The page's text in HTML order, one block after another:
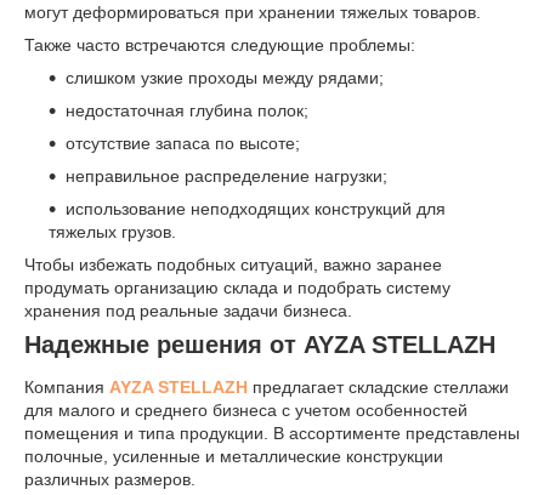
могут деформироваться при хранении тяжелых товаров.
Также часто встречаются следующие проблемы:
слишком узкие проходы между рядами;
недостаточная глубина полок;
отсутствие запаса по высоте;
неправильное распределение нагрузки;
использование неподходящих конструкций для
тяжелых грузов.
Чтобы избежать подобных ситуаций, важно заранее
продумать организацию склада и подобрать систему
хранения под реальные задачи бизнеса.
Надежные решения от AYZA STELLAZH
Компания AYZA STELLAZH предлагает складские стеллажи
для малого и среднего бизнеса с учетом особенностей
помещения и типа продукции. В ассортименте представлены
полочные, усиленные и металлические конструкции
различных размеров.